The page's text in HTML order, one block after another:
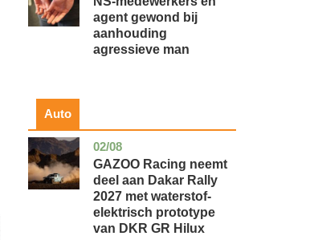
agent gewond bij
aanhouding
agressieve man
Auto
02/08
auto
GAZOO Racing neemt
deel aan Dakar Rally
2027 met waterstof-
elektrisch prototype
van DKR GR Hilux